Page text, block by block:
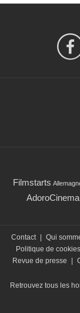
Filmstarts
AdoroCinema
Contact Qui
Politique de cookies
Revue de presse
Retrouvez tous les